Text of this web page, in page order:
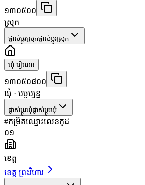
១៣០៥០០
ស្រុក
ផ្លាស់ប្តូរស្រុកផ្លាស់ប្តូរស្រុក
ឃុំ រៀបរយ
១៣០៥០៨០០
ឃុំ · បច្ចុប្បន្ន
ផ្លាស់ប្តូរឃុំផ្លាស់ប្តូរឃុំ
#កម្រិតឈ្មោះលេខកូដ
០១
ខេត្ត
ខេត្ត ព្រះវិហារ